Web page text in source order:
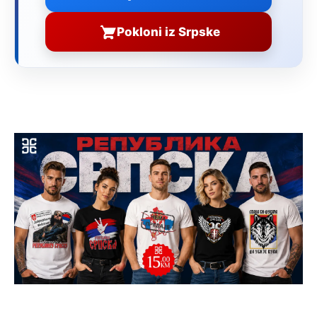
Pokloni iz Srpske